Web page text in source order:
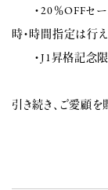
・20％OFFセー
時・時間指定は行え
・J1昇格記念限
引き続き、ご愛顧を